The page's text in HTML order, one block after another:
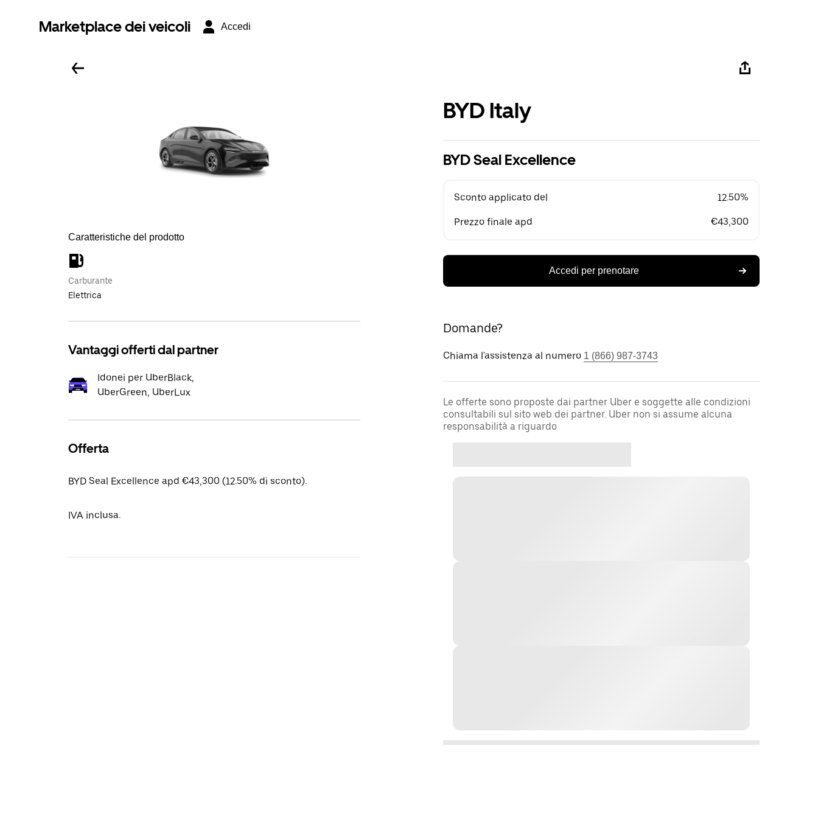
Marketplace dei veicoli Accedi
Caratteristiche del prodotto
Carburante
Elettrica
Vantaggi offerti dal partner
Idonei per UberBlack,
UberGreen, UberLux
Offerta
BYD Seal Excellence apd €43,300 (12.50% di sconto).
IVA inclusa.
BYD Italy
BYD Seal Excellence
Sconto applicato del 12.50%
Prezzo finale apd €43,300
Accedi per prenotare
Domande?
Chiama l'assistenza al numero 1 (866) 987-3743
Le offerte sono proposte dai partner Uber e soggette alle condizioni
consultabili sul sito web dei partner. Uber non si assume alcuna
responsabilità a riguardo